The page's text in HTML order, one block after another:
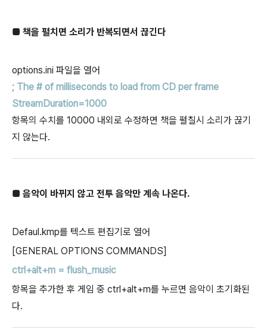
■ 책을 펼치면 소리가 반복되면서 끊긴다
options.ini 파일을 열어
; The # of milliseconds to load from CD per frame
StreamDuration=1000
항목의 수치를 10000 내외로 수정하면 책을 펼칠시 소리가 끊기
지 않는다.
■ 음악이 바뀌지 않고 전투 음악만 계속 나온다.
Defaul.kmp를 텍스트 편집기로 열어
[GENERAL OPTIONS COMMANDS]
ctrl+alt+m = flush_music
항목을 추가한 후 게임 중 ctrl+alt+m를 누르면 음악이 초기화된
다.